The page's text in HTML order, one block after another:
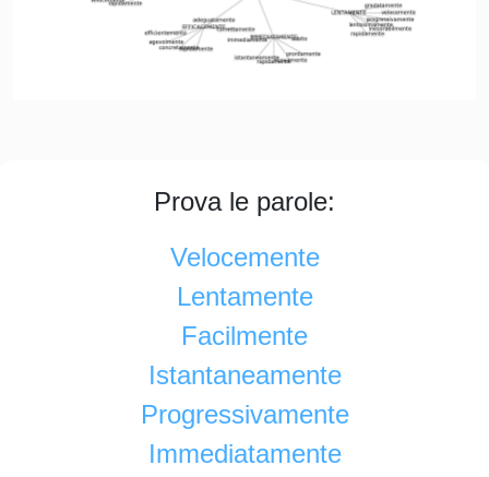
Prova le parole:
Velocemente
Lentamente
Facilmente
Istantaneamente
Progressivamente
Immediatamente